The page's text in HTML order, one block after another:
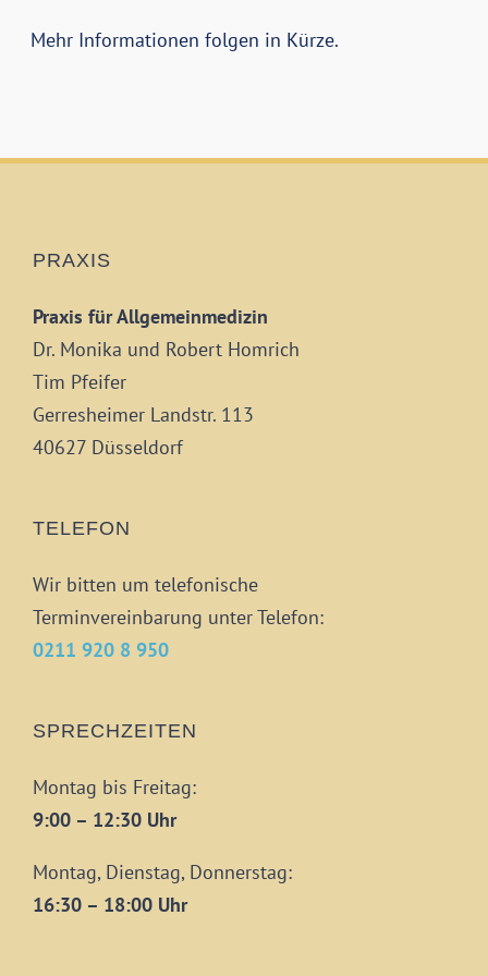
Mehr Informationen folgen in Kürze.
PRAXIS
Praxis für Allgemeinmedizin
Dr. Monika und Robert Homrich
Tim Pfeifer
Gerresheimer Landstr. 113
40627 Düsseldorf
TELEFON
Wir bitten um telefonische
Terminvereinbarung unter Telefon:
0211 920 8 950
SPRECHZEITEN
Montag bis Freitag:
9:00 – 12:30 Uhr
Montag, Dienstag, Donnerstag:
16:30 – 18:00 Uhr